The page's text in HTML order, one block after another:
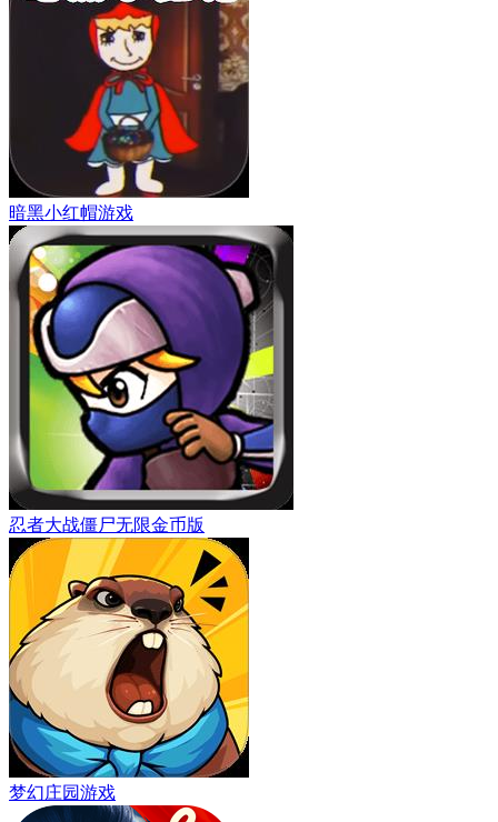
暗黑小红帽游戏
忍者大战僵尸无限金币版
梦幻庄园游戏